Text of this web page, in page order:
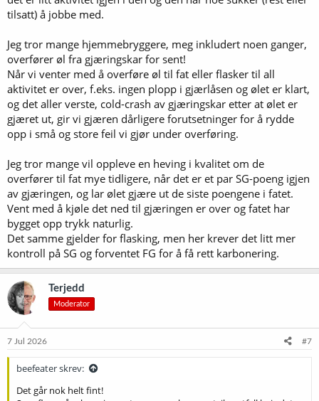
tilsatt) å jobbe med.
Jeg tror mange hjemmebryggere, meg inkludert noen ganger,
overfører øl fra gjæringskar for sent!
Når vi venter med å overføre øl til fat eller flasker til all
aktivitet er over, f.eks. ingen plopp i gjærlåsen og ølet er klart,
og det aller verste, cold-crash av gjæringskar etter at ølet er
gjæret ut, gir vi gjæren dårligere forutsetninger for å rydde
opp i små og store feil vi gjør under overføring.
Jeg tror mange vil oppleve en heving i kvalitet om de
overfører til fat mye tidligere, når det er et par SG-poeng igjen
av gjæringen, og lar ølet gjære ut de siste poengene i fatet.
Vent med å kjøle det ned til gjæringen er over og fatet har
bygget opp trykk naturlig.
Det samme gjelder for flasking, men her krever det litt mer
kontroll på SG og forventet FG for å få rett karbonering.
Terjedd
Moderator
7 Jul 2026 #7
beefeater skrev:
Det går nok helt fint!